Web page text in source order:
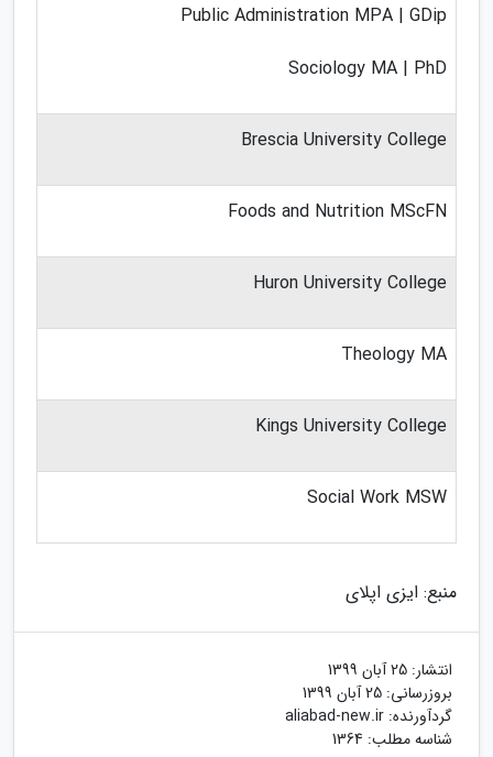
Public Administration MPA | GDip
Sociology MA | PhD
Brescia University College
Foods and Nutrition MScFN
Huron University College
Theology MA
Kings University College
Social Work MSW
منبع: ایزی اپلای
انتشار: 25 آبان 1399
بروزرسانی: 25 آبان 1399
گردآورنده: aliabad-new.ir
شناسه مطلب: 1364